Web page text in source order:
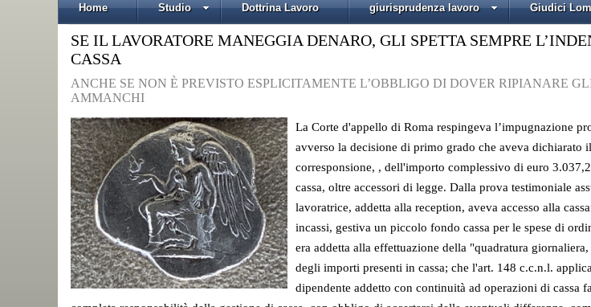
Home Studio Dottrina Lavoro giurisprudenza lavoro Giudici
SE IL LAVORATORE MANEGGIA DENARO, GLI SPETTA SEMPRE
CASSA
ANCHE SE NON È PREVISTO ESPLICITAMENTE L’OBBLIGO DI DOVER RIPIANARE
AMMANCHI
La Corte d'appello di Roma respingeva l’impugnazione
avverso la decisione di primo grado che aveva dichiarato
corresponsione, , dell'importo complessivo di euro
cassa, oltre accessori di legge. Dalla prova testimoniale
lavoratrice, addetta alla reception, aveva accesso alla
incassi, gestiva un piccolo fondo cassa per le spese di
era addetta alla effettuazione della "quadratura
degli importi presenti in cassa; che l'art. 148 c.c.n.l.
dipendente addetto con continuità ad operazioni di cassa